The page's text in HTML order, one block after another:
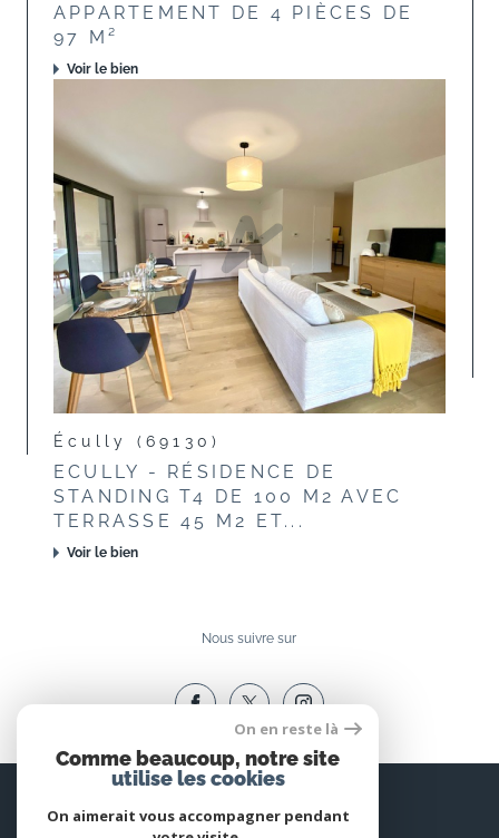
APPARTEMENT DE 4 PIÈCES DE
97 M²
Voir le bien
Écully (69130)
ECULLY - RÉSIDENCE DE
STANDING T4 DE 100 M2 AVEC
TERRASSE 45 M2 ET...
Voir le bien
Nous suivre sur
Espace
PROPRIÉTAIRE
On en reste là
Comme beaucoup, notre site
utilise les cookies
On aimerait vous accompagner pendant